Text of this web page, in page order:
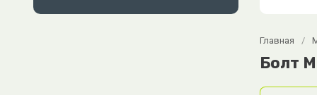
Главная /
Болт